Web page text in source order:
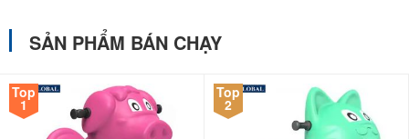
SẢN PHẨM BÁN CHẠY
Top
1
Top
2